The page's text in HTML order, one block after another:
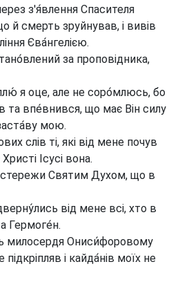
з'я́влення Спасителя
й смерть зруйнував, і вивів
Єва́нгелією.
за проповідника,
я оце, але не соро́млюсь, бо
та впе́внився, що має Він силу
мою.
слів ті, які від мене почув
Ісусі вона.
Святим Духом, що в
від мене всі, хто в
Гермоге́н.
милосердя Ониси́форовому
і кайда́нів моїх не